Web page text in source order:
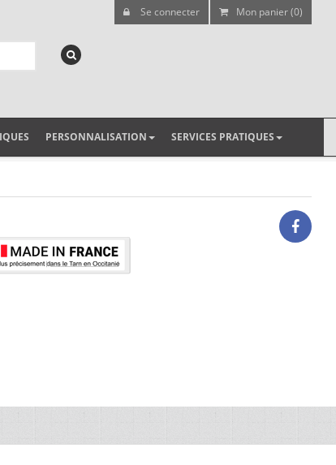
Se connecter Mon panier (0)
PERSONNALISATION SERVICES PRATIQUES